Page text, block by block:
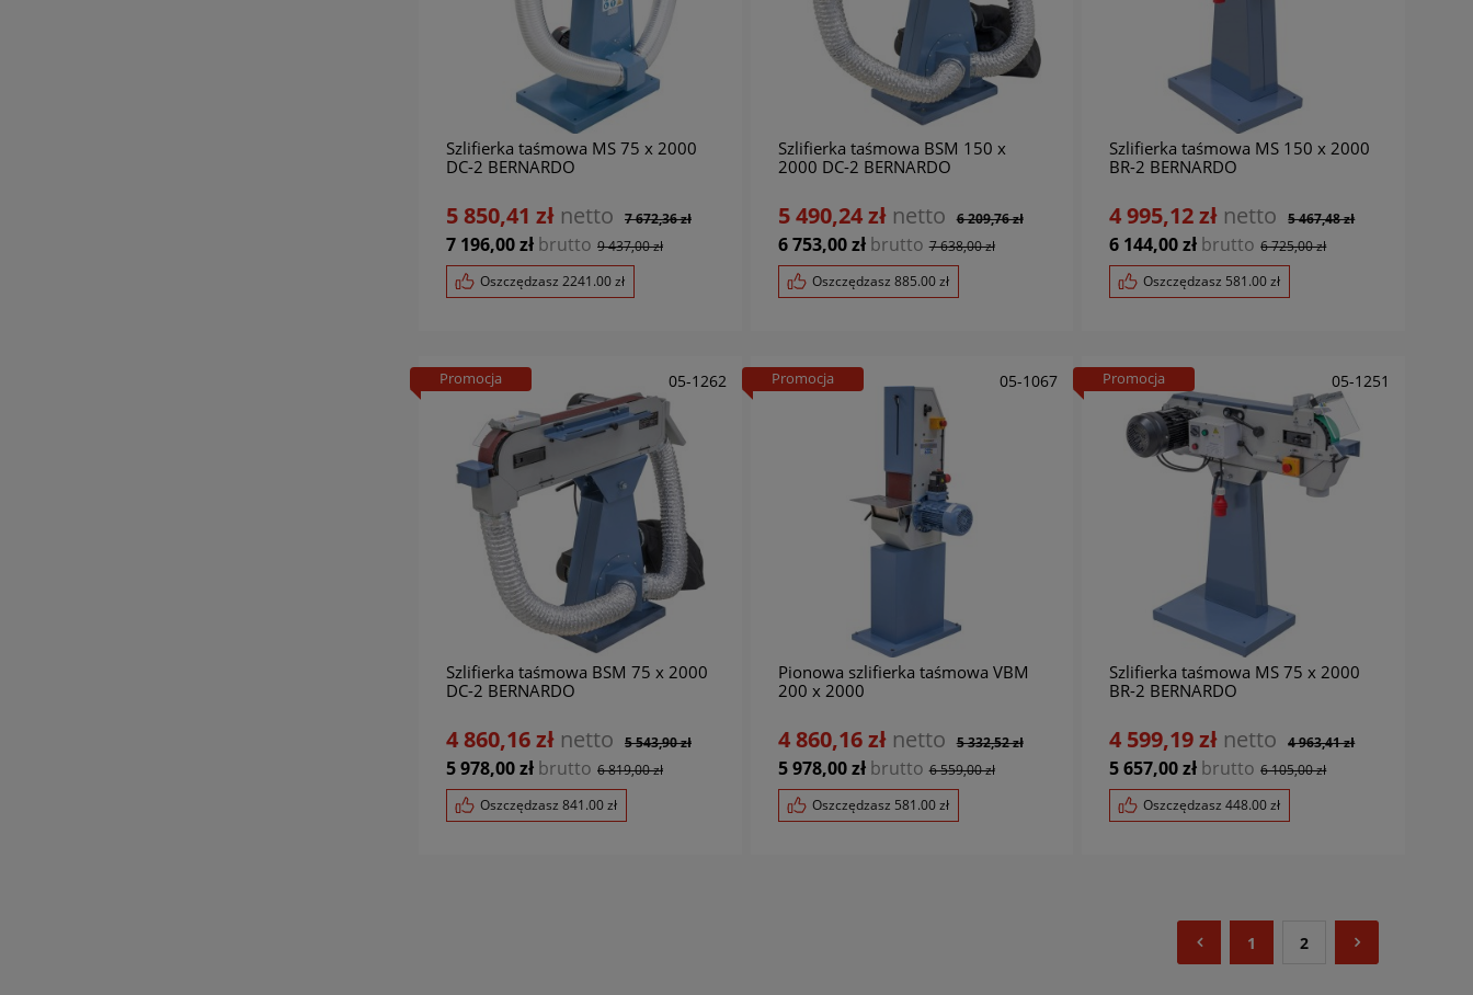
Szlifierka taśmowa MS 75 x 2000
DC-2 BERNARDO
7 196,00 zł brutto 9 437,00 zł
Oszczędzasz 2241.00zł
5 850,41 zł netto 7 672,36 zł
Szlifierka taśmowa BSM 150 x
2000 DC-2 BERNARDO
6 753,00 zł brutto 7 638,00 zł
Oszczędzasz 885.00zł
5 490,24 zł netto 6 209,76 zł
Szlifierka taśmowa MS 150 x 2000
BR-2 BERNARDO
6 144,00 zł brutto 6 725,00 zł
Oszczędzasz 581.00zł
4 995,12 zł netto 5 467,48 zł
05-1262
Szlifierka taśmowa BSM 75 x 2000
DC-2 BERNARDO
5 978,00 zł brutto 6 819,00 zł
Oszczędzasz 841.00zł
4 860,16 zł netto 5 543,90 zł
Promocja 05-1067
Pionowa szlifierka taśmowa VBM
200 x 2000
5 978,00 zł brutto 6 559,00 zł
Oszczędzasz 581.00zł
4 860,16 zł netto 5 332,52 zł
Promocja 05-1251
Szlifierka taśmowa MS 75 x 2000
BR-2 BERNARDO
5 657,00 zł brutto 6 105,00 zł
Oszczędzasz448.00zł
4 599,19 zł netto 4 963,41 zł
Promocja
1 2